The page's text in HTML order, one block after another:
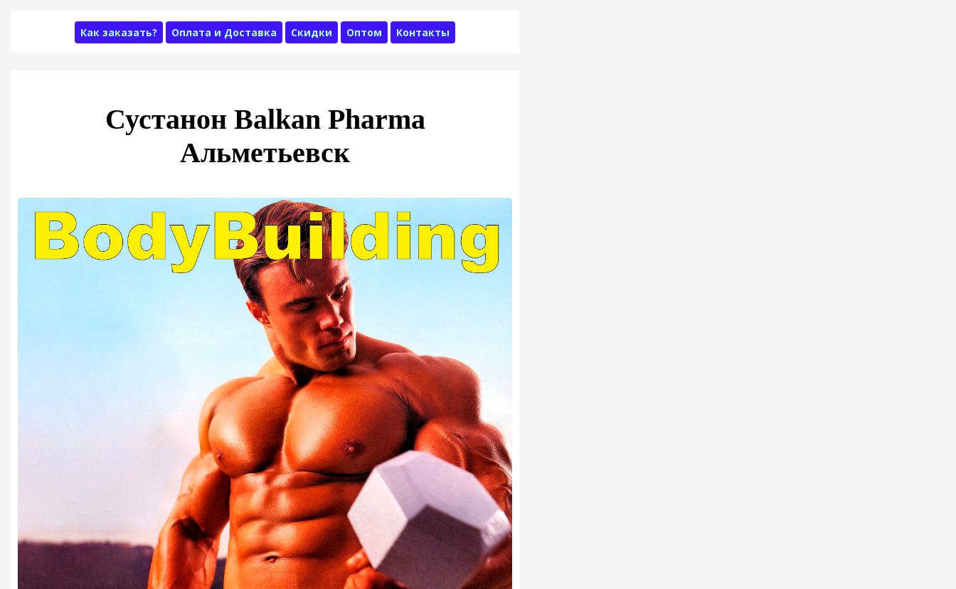
Как заказать? Оплата и Доставка Скидки Оптом Контакты
Сустанон Balkan Pharma
Альметьевск